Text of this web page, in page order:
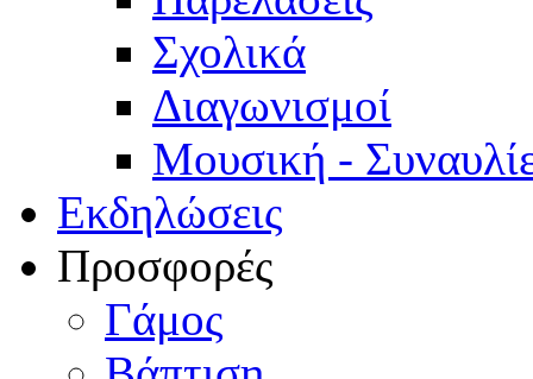
Σχολικά
Διαγωνισμοί
Μουσική -
Εκδηλώσεις
Προσφορές
Γάμος